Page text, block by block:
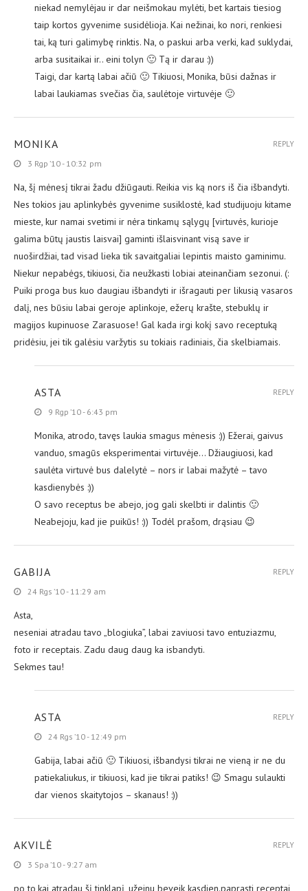
niekad nemylėjau ir dar neišmokau mylėti, bet kartais tiesiog
taip kortos gyvenime susidėlioja. Kai nežinai, ko nori, renkiesi
tai, ką turi galimybę rinktis. Na, o paskui arba verki, kad suklydai,
arba susitaikai ir.. eini tolyn 🙂 Tą ir darau :))
Taigi, dar kartą labai ačiū 🙂 Tikiuosi, Monika, būsi dažnas ir
labai laukiamas svečias čia, saulėtoje virtuvėje 🙂
MONIKA
3 Rgp ’10 - 10:32 pm
Na, šį mėnesį tikrai žadu džiūgauti. Reikia vis ką nors iš čia išbandyti.
Nes tokios jau aplinkybės gyvenime susiklostė, kad studijuoju kitame
mieste, kur namai svetimi ir nėra tinkamų sąlygų [virtuvės, kurioje
galima būtų jaustis laisvai] gaminti išlaisvinant visą save ir
nuoširdžiai, tad visad lieka tik savaitgaliai lepintis maisto gaminimu.
Niekur nepabėgs, tikiuosi, čia neužkasti lobiai ateinančiam sezonui. (:
Puiki proga bus kuo daugiau išbandyti ir išragauti per likusią vasaros
dalį, nes būsiu labai geroje aplinkoje, ežerų krašte, stebuklų ir
magijos kupinuose Zarasuose! Gal kada irgi kokį savo receptuką
pridėsiu, jei tik galėsiu varžytis su tokiais radiniais, čia skelbiamais.
REPLY
ASTA
9 Rgp ’10 - 6:43 pm
Monika, atrodo, tavęs laukia smagus mėnesis :)) Ežerai, gaivus
vanduo, smagūs eksperimentai virtuvėje… Džiaugiuosi, kad
saulėta virtuvė bus dalelytė – nors ir labai mažytė – tavo
kasdienybės :))
O savo receptus be abejo, jog gali skelbti ir dalintis 🙂
Neabejoju, kad jie puikūs! :)) Todėl prašom, drąsiau 😉
REPLY
GABIJA
24 Rgs ’10 - 11:29 am
Asta,
neseniai atradau tavo „blogiuka”, labai zaviuosi tavo entuziazmu,
foto ir receptais. Zadu daug daug ka isbandyti.
Sekmes tau!
REPLY
ASTA
24 Rgs ’10 - 12:49 pm
Gabija, labai ačiū 🙂 Tikiuosi, išbandysi tikrai ne vieną ir ne du
patiekaliukus, ir tikiuosi, kad jie tikrai patiks! 😉 Smagu sulaukti
dar vienos skaitytojos – skanaus! :))
REPLY
AKVILĖ
3 Spa ’10 - 9:27 am
po to,kai atradau šį tinklapį, užeinu beveik kasdien.paprasti receptai
REPLY